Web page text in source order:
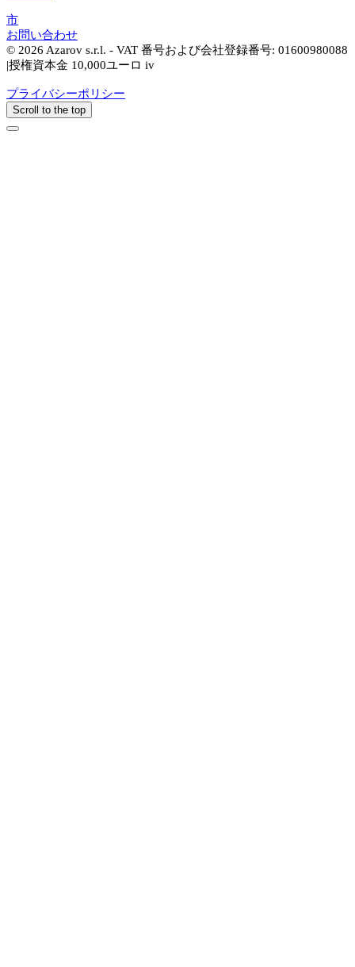
市
お問い合わせ
© 2026 Azarov s.r.l. - VAT 番号および会社登録番号: 01600980088
|授権資本金 10,000ユーロ iv
プライバシーポリシー
Scroll to the top